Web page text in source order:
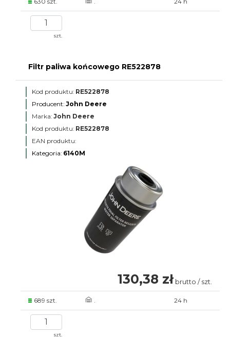
szt.
Filtr paliwa końcowego RE522878
Kod produktu: RE522878
Producent: John Deere
Marka: John Deere
Kod produktu: RE522878
EAN produktu:
Kategoria: 6140M
130,38 zł brutto / szt.
689 szt. . 24 h
szt.